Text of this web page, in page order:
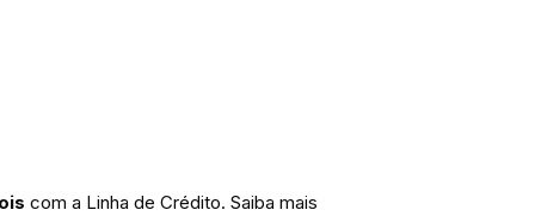
com a Linha de Crédito. Saiba mais